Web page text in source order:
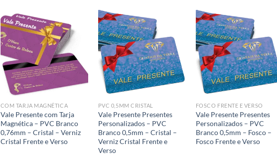
Add to
wishlist
COM TARJA MAGNÉTICA
Vale Presente com Tarja
Magnética – PVC Branco
0,76mm – Cristal – Verniz
Cristal Frente e Verso
Add to
wishlist
PVC 0,5MM CRISTAL
Vale Presente Presentes
Personalizados – PVC
Branco 0,5mm – Cristal –
Verniz Cristal Frente e
Verso
Add to
wishlist
FOSCO FRENTE E VERSO
Vale Presente Presentes
Personalizados – PVC
Branco 0,5mm – Fosco –
Fosco Frente e Verso